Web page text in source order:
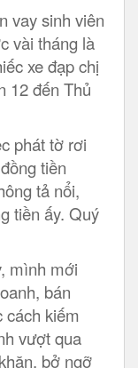
vay sinh viên
vài tháng là
xe đạp chị
12 đến Thủ
phát tờ rơi
tiền
tả nổi,
tiền ấy. Quý
mình mới
bán
cách kiếm
vượt qua
bở ngỡ